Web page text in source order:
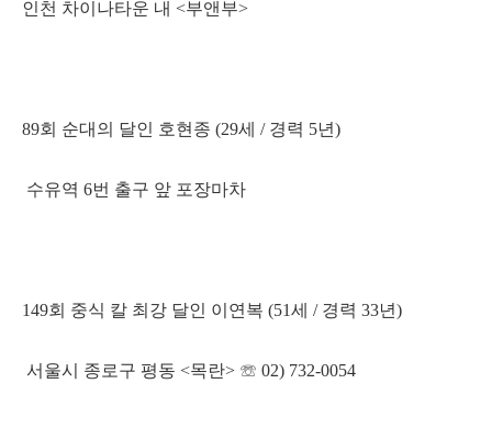
인천 차이나타운 내 <부앤부>
89회 순대의 달인 호현종 (29세 / 경력 5년)
수유역 6번 출구 앞 포장마차
149회 중식 칼 최강 달인 이연복 (51세 / 경력 33년)
서울시 종로구 평동 <목란> ☏ 02) 732-0054